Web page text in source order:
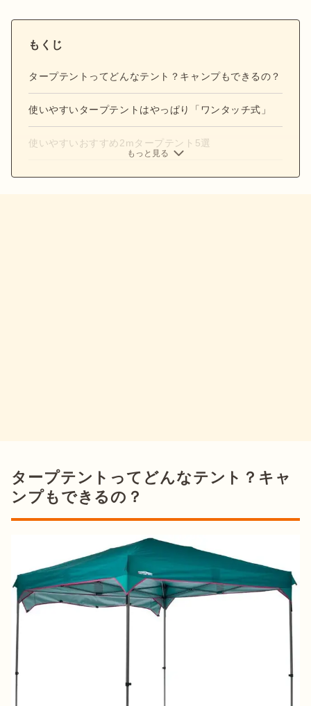
もくじ
タープテントってどんなテント？キャンプもできるの？
使いやすいタープテントはやっぱり「ワンタッチ式」
使いやすいおすすめ2mタープテント5選
もっと見る
タープテントってどんなテント？キャ
ンプもできるの？